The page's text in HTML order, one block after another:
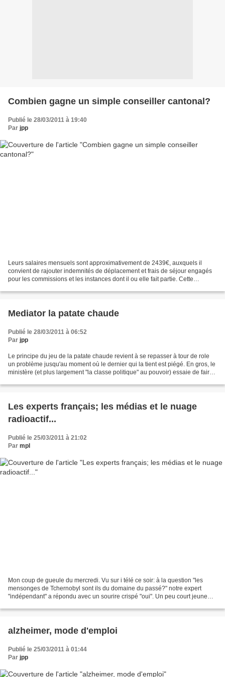
Combien gagne un simple conseiller cantonal?
Publié le 28/03/2011 à 19:40
Par jpp
Leurs salaires mensuels sont approximativement de 2439€, auxquels il
convient de rajouter indemnités de déplacement et frais de séjour engagés
pour les commissions et les instances dont il ou elle fait partie. Cette
Mediator la patate chaude
Publié le 28/03/2011 à 06:52
Par jpp
Le principe du jeu de la patate chaude revient à se repasser à tour de role
un problème jusqu'au moment où le dernier qui la tient est piégé. En gros, le
ministère (et plus largement "la classe politique" au pouvoir) essaie de faire
Les experts français; les médias et le nuage
radioactif...
Publié le 25/03/2011 à 21:02
Par mpl
Mon coup de gueule du mercredi. Vu sur i télé ce soir: à la question "les
mensonges de Tchernobyl sont ils du domaine du passé?" notre expert
"indépendant" a répondu avec un sourire crispé "oui". Un peu court jeune
alzheimer, mode d'emploi
Publié le 25/03/2011 à 01:44
Par jpp